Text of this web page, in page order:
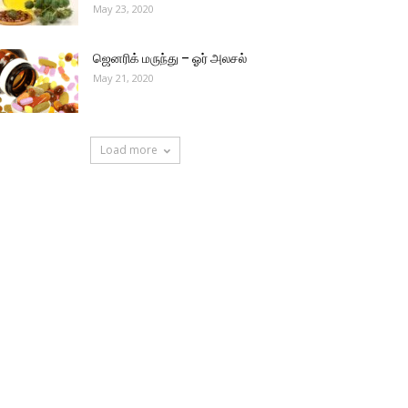
May 23, 2020
ஜெனரிக் மருந்து – ஓர் அலசல்
May 21, 2020
Load more